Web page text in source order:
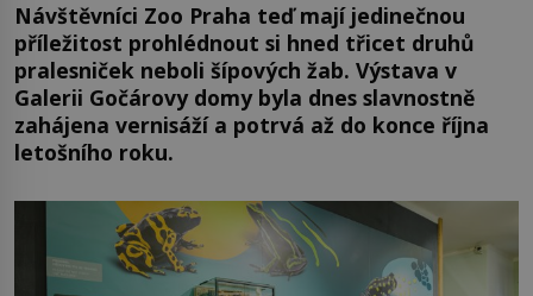
Návštěvníci Zoo Praha teď mají jedinečnou
příležitost prohlédnout si hned třicet druhů
pralesniček neboli šípových žab. Výstava v
Galerii Gočárovy domy byla dnes slavnostně
zahájena vernisáží a potrvá až do konce října
letošního roku.